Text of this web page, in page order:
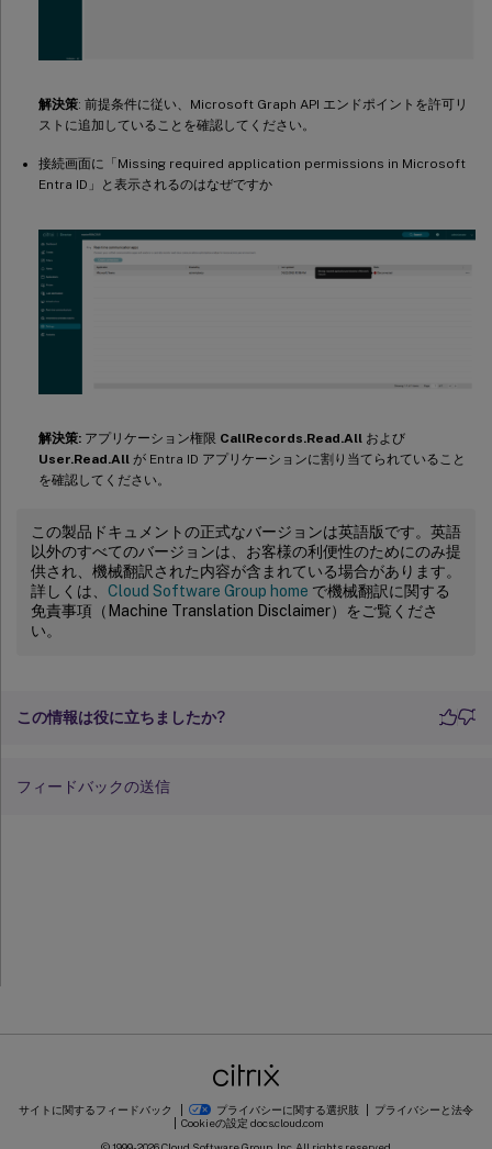
解決策: 前提条件に従い、Microsoft Graph API エンドポイントを許可リ
ストに追加していることを確認してください。
接続画面に「Missing required application permissions in Microsoft
Entra ID」と表示されるのはなぜですか
解決策: アプリケーション権限 CallRecords.Read.All および
User.Read.All が Entra ID アプリケーションに割り当てられていること
を確認してください。
この製品ドキュメントの正式なバージョンは英語版です。英語
以外のすべてのバージョンは、お客様の利便性のためにのみ提
供され、機械翻訳された内容が含まれている場合があります。
詳しくは、 Cloud Software Group home で機械翻訳に関する
免責事項（Machine Translation Disclaimer）をご覧くださ
い。
この情報は役に立ちましたか?
フィードバックの送信
サイトに関するフィードバック プライバシーに関する選択肢
プライバシーと法令
Cookieの設定 docs.cloud.com